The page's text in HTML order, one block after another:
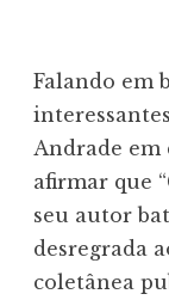
Falando em
Andrade em
afirmar que
seu autor
desregrada
coletânea